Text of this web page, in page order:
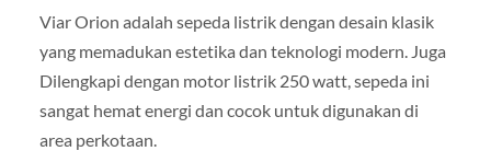
Viar Orion adalah sepeda listrik dengan desain klasik
yang memadukan estetika dan teknologi modern. Juga
Dilengkapi dengan motor listrik 250 watt, sepeda ini
sangat hemat energi dan cocok untuk digunakan di
area perkotaan.